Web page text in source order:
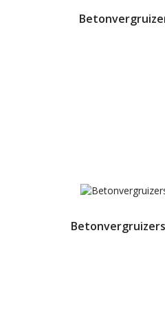
Betonvergruizers